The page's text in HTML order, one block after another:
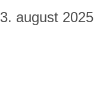
august 2025